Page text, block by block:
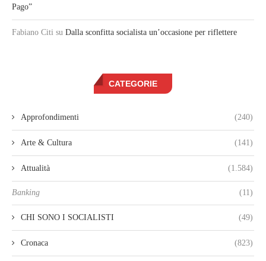
Pago”
Fabiano Citi su Dalla sconfitta socialista un’occasione per riflettere
CATEGORIE
Approfondimenti (240)
Arte & Cultura (141)
Attualità (1.584)
Banking (11)
CHI SONO I SOCIALISTI (49)
Cronaca (823)